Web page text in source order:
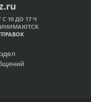
10 ДО 17 Ч